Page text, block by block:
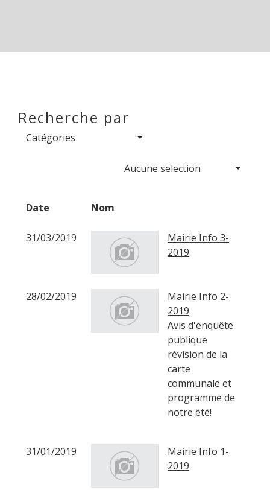
Recherche par
Catégories
Aucune selection
Date Nom
31/03/2019
Mairie Info 3-
2019
28/02/2019
Mairie Info 2-
2019
Avis d'enquête
publique
révision de la
carte
communale et
programme de
notre été!
31/01/2019
Mairie Info 1-
2019